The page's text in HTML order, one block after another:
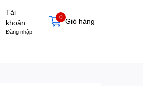
Tài
khoản
Đăng nhập
Giỏ hàng
0